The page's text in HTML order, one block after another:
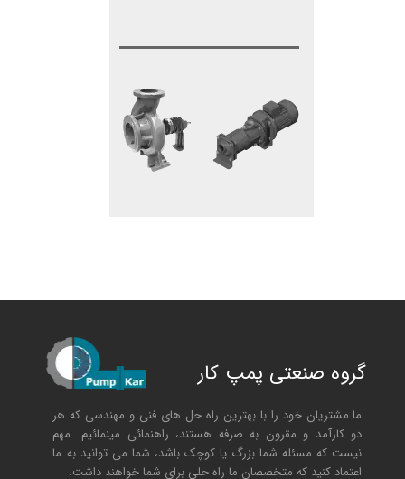
گروه صنعتی پمپ کار
ما مشتریان خود را با بهترین راه حل های فنی و مهندسی که هر
دو کارآمد و مقرون به صرفه هستند، راهنمائی مینمائیم. مهم
نیست که مسئله شما بزرگ یا کوچک باشد، شما می توانید به ما
اعتماد کنید که متخصصان ما راه حلی برای شما خواهند داشت.